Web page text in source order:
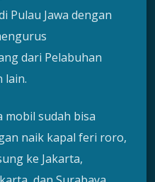
Pulau Jawa dengan
dari Pelabuhan
lain.
mobil sudah bisa
naik kapal feri roro,
ke Jakarta,